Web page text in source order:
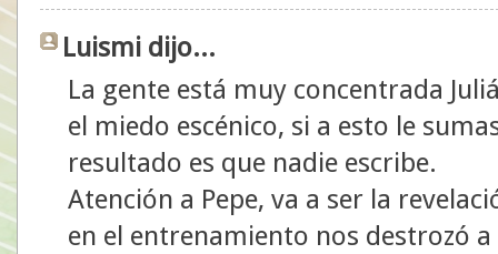
Luismi dijo...
La gente está muy concentrada
el miedo escénico, si a esto le
resultado es que nadie escribe.
Atención a Pepe, va a ser la
en el entrenamiento nos destrozó